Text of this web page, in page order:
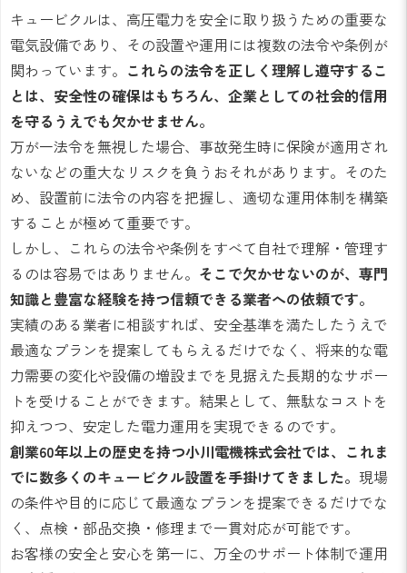
キュービクルは、高圧電力を安全に取り扱うための重要な
電気設備であり、その設置や運用には複数の法令や条例が
関わっています。 これらの法令を正しく理解し遵守するこ
とは、安全性の確保はもちろん、企業としての社会的信用
を守るうえでも欠かせません。
万が一法令を無視した場合、事故発生時に保険が適用され
ないなどの重大なリスクを負うおそれがあります。そのた
め、設置前に法令の内容を把握し、適切な運用体制を構築
することが極めて重要です。
しかし、これらの法令や条例をすべて自社で理解・管理す
るのは容易ではありません。 そこで欠かせないのが、専門
知識と豊富な経験を持つ信頼できる業者への依頼です。
実績のある業者に相談すれば、安全基準を満たしたうえで
最適なプランを提案してもらえるだけでなく、将来的な電
力需要の変化や設備の増設までを見据えた長期的なサポー
トを受けることができます。結果として、無駄なコストを
抑えつつ、安定した電力運用を実現できるのです。
創業60年以上の歴史を持つ小川電機株式会社では、これま
でに数多くのキュービクル設置を手掛けてきました。 現場
の条件や目的に応じて最適なプランを提案できるだけでな
く、点検・部品交換・修理まで一貫対応が可能です。
お客様の安全と安心を第一に、万全のサポート体制で運用